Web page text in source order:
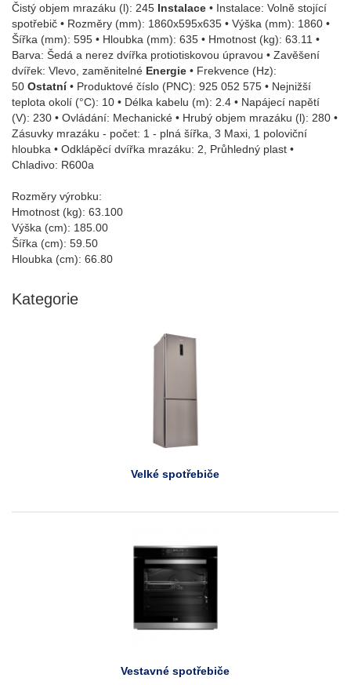
Čistý objem mrazáku (l): 245 Instalace • Instalace: Volně stojící
spotřebič • Rozměry (mm): 1860x595x635 • Výška (mm): 1860 •
Šířka (mm): 595 • Hloubka (mm): 635 • Hmotnost (kg): 63.11 •
Barva: Šedá a nerez dvířka protiotiskovou úpravou • Zavěšení
dvířek: Vlevo, zaměnitelné Energie • Frekvence (Hz):
50 Ostatní• Produktové číslo (PNC): 925 052 575 • Nejnižší
teplota okolí (°C): 10 • Délka kabelu (m): 2.4 • Napájecí napětí
(V): 230 • Ovládání: Mechanické • Hrubý objem mrazáku (l): 280 •
Zásuvky mrazáku - počet: 1 - plná šířka, 3 Maxi, 1 poloviční
hloubka • Odklápěcí dvířka mrazáku: 2, Průhledný plast •
Chladivo: R600a
Rozměry výrobku:
Hmotnost (kg): 63.100
Výška (cm): 185.00
Šířka (cm): 59.50
Hloubka (cm): 66.80
Kategorie
Velké spotřebiče
Vestavné spotřebiče